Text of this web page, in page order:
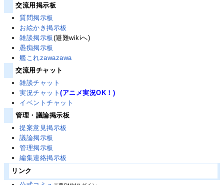
交流用掲示板
質問掲示板
お絵かき掲示板
雑談掲示板(避難wikiへ)
愚痴掲示板
艦これzawazawa
交流用チャット
雑談チャット
実況チャット(アニメ実況OK！)
イベントチャット
管理・議論掲示板
提案意見掲示板
議論掲示板
管理掲示板
編集連絡掲示板
リンク